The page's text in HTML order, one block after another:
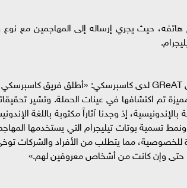
حيث يجري إرساله إلى المهاجمين مع نوع
تم اكتشافها في عينات الحملة. وتشير
إذ وجدنا آثاراً مكتوبة باللغة
ونمط تسمية بوتات تيليجرام التي يستخدمها
للخصوصية، مما يتطلب من الأفراد والشركات
حتى وإن كانت من أشخاص معروفين لهم.»